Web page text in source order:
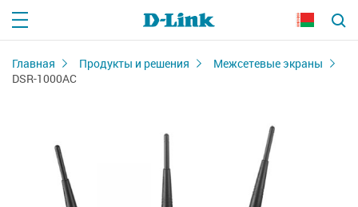
Главная Продукты и решения
Межсетевые экраны
DSR-1000AC